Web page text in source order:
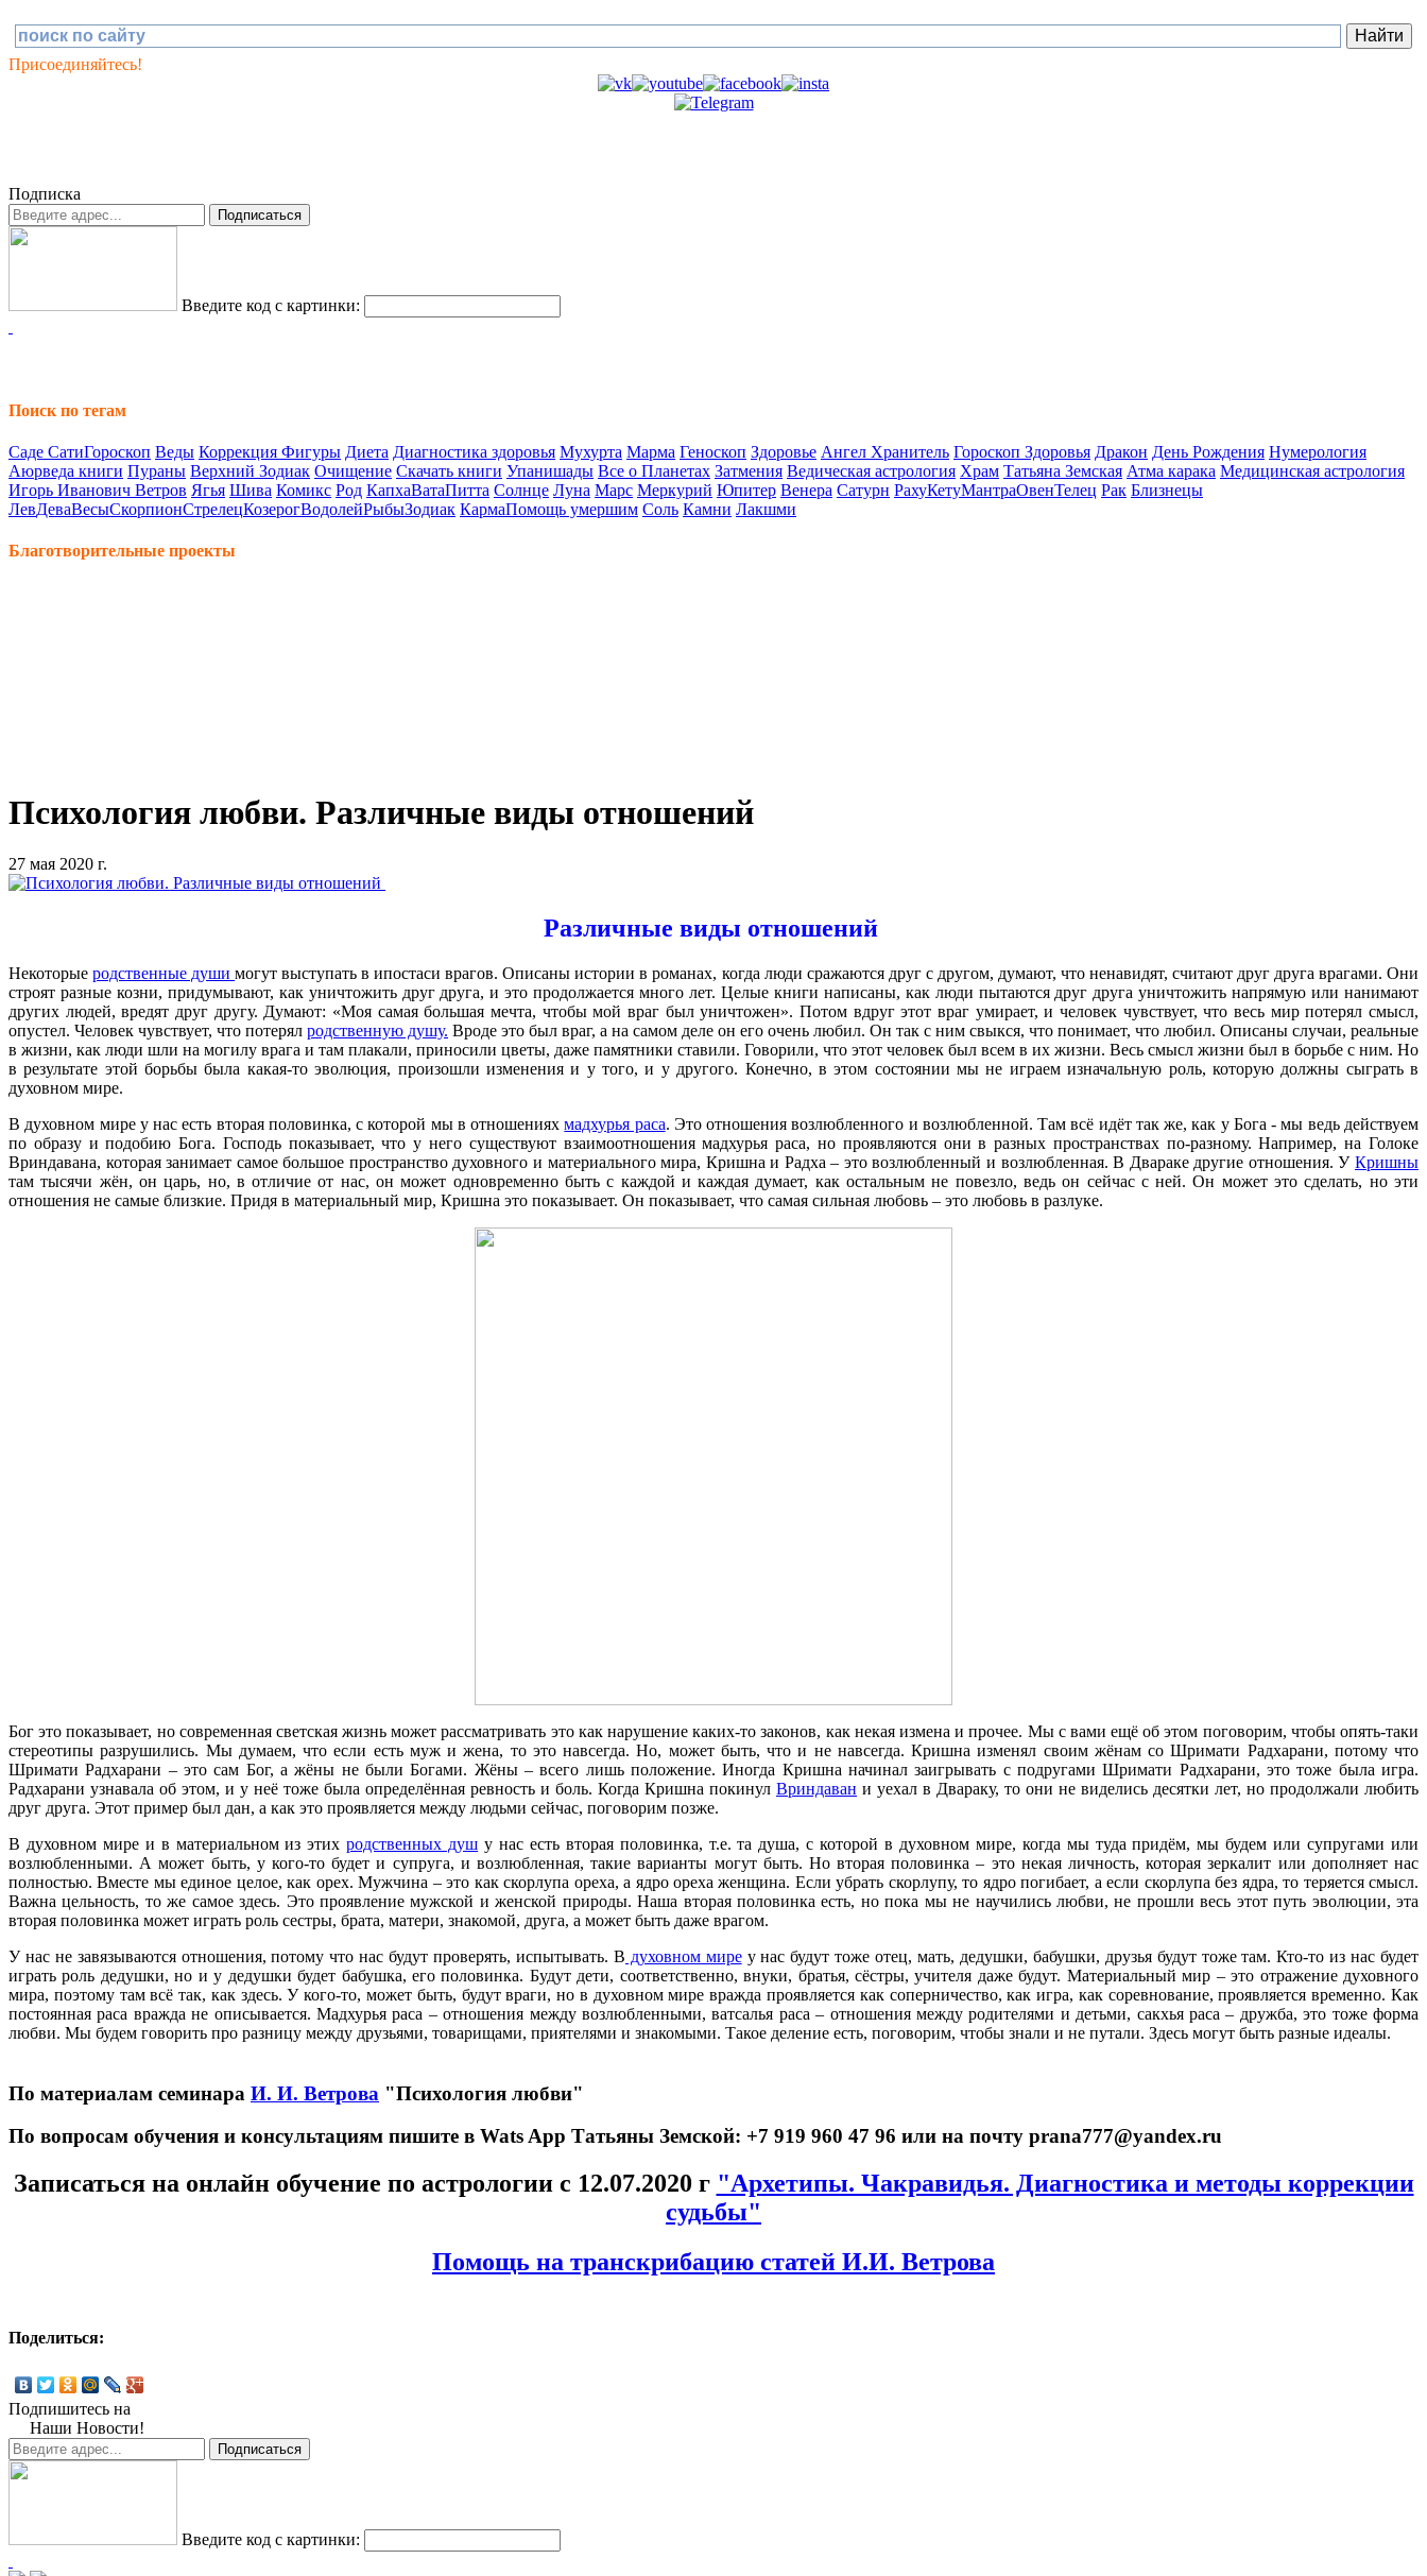
Присоединяйтесь!
Подписка
Введите код с картинки:
Поиск по тегам
Саде СатиГороскоп Веды Коррекция Фигуры Диета Диагностика здоровья Мухурта Марма Геноскоп Здоровье Ангел Хранитель Гороскоп Здоровья Дракон День Рождения Нумерология
Аюрведа книги Пураны Верхний Зодиак Очищение Скачать книги Упанишады Все о Планетах Затмения Ведическая астрология Храм Татьяна Земская Атма карака Медицинская астрология
Игорь Иванович Ветров Ягья Шива Комикс Род КапхаВатаПитта Солнце Луна Марс Меркурий Юпитер Венера Сатурн РахуКетуМантраОвенТелец Рак Близнецы
ЛевДеваВесыСкорпионСтрелецКозерогВодолейРыбыЗодиак КармаПомощь умершим Соль Камни Лакшми
Благотворительные проекты
Психология любви. Различные виды отношений
27 мая 2020 г.
Различные виды отношений
Некоторыеродственные душимогут выступать в ипостаси врагов. Описаны истории в романах, когда люди сражаются друг с другом, думают, что ненавидят, считают друг друга врагами. Они
строят разные козни, придумывают, как уничтожить друг друга, и это продолжается много лет. Целые книги написаны, как люди пытаются друг друга уничтожить напрямую или нанимают
других людей, вредят друг другу. Думают: «Моя самая большая мечта, чтобы мой враг был уничтожен». Потом вдруг этот враг умирает, и человек чувствует, что весь мир потерял смысл,
опустел. Человек чувствует, что потерял родственную душу. Вроде это был враг, а на самом деле он его очень любил. Он так с ним свыкся, что понимает, что любил. Описаны случаи, реальные
в жизни, как люди шли на могилу врага и там плакали, приносили цветы, даже памятники ставили. Говорили, что этот человек был всем в их жизни. Весь смысл жизни был в борьбе с ним. Но
в результате этой борьбы была какая-то эволюция, произошли изменения и у того, и у другого. Конечно, в этом состоянии мы не играем изначальную роль, которую должны сыграть в
духовном мире.
В духовном мире у нас есть вторая половинка, с которой мы в отношенияхмадхурья раса. Это отношения возлюбленного и возлюбленной. Там всё идёт так же, как у Бога - мы ведь действуем
по образу и подобию Бога. Господь показывает, что у него существуют взаимоотношения мадхурья раса, но проявляются они в разных пространствах по-разному. Например, на Голоке
Вриндавана, которая занимает самое большое пространство духовного и материального мира, Кришна и Радха – это возлюбленный и возлюбленная. В Двараке другие отношения. У Кришны
там тысячи жён, он царь, но, в отличие от нас, он может одновременно быть с каждой и каждая думает, как остальным не повезло, ведь он сейчас с ней. Он может это сделать, но эти
отношения не самые близкие. Придя в материальный мир, Кришна это показывает. Он показывает, что самая сильная любовь – это любовь в разлуке.
Бог это показывает, но современная светская жизнь может рассматривать это как нарушение каких-то законов, как некая измена и прочее. Мы с вами ещё об этом поговорим, чтобы опять-таки
стереотипы разрушились. Мы думаем, что если есть муж и жена, то это навсегда. Но, может быть, что и не навсегда. Кришна изменял своим жёнам со Шримати Радхарани, потому что
Шримати Радхарани – это сам Бог, а жёны не были Богами. Жёны – всего лишь положение. Иногда Кришна начинал заигрывать с подругами Шримати Радхарани, это тоже была игра.
Радхарани узнавала об этом, и у неё тоже была определённая ревность и боль. Когда Кришна покинул Вриндаван и уехал в Двараку, то они не виделись десятки лет, но продолжали любить
друг друга. Этот пример был дан, а как это проявляется между людьми сейчас, поговорим позже.
В духовном мире и в материальном из этихродственных душ у нас есть вторая половинка, т.е. та душа, с которой в духовном мире, когда мы туда придём, мы будем или супругами или
возлюбленными. А может быть, у кого-то будет и супруга, и возлюбленная, такие варианты могут быть. Но вторая половинка – это некая личность, которая зеркалит или дополняет нас
полностью. Вместе мы единое целое, как орех. Мужчина – это как скорлупа ореха, а ядро ореха женщина. Если убрать скорлупу, то ядро погибает, а если скорлупа без ядра, то теряется смысл.
Важна цельность, то же самое здесь. Это проявление мужской и женской природы. Наша вторая половинка есть, но пока мы не научились любви, не прошли весь этот путь эволюции, эта
вторая половинка может играть роль сестры, брата, матери, знакомой, друга, а может быть даже врагом.
У нас не завязываются отношения, потому что нас будут проверять, испытывать. В духовном миреу нас будут тоже отец, мать, дедушки, бабушки, друзья будут тоже там. Кто-то из нас будет
играть роль дедушки, но и у дедушки будет бабушка, его половинка. Будут дети, соответственно, внуки, братья, сёстры, учителя даже будут. Материальный мир – это отражение духовного
мира, поэтому там всё так, как здесь. У кого-то, может быть, будут враги, но в духовном мире вражда проявляется как соперничество, как игра, как соревнование, проявляется временно. Как
постоянная раса вражда не описывается. Мадхурья раса – отношения между возлюбленными, ватсалья раса – отношения между родителями и детьми, сакхья раса – дружба, это тоже форма
любви. Мы будем говорить про разницу между друзьями, товарищами, приятелями и знакомыми. Такое деление есть, поговорим, чтобы знали и не путали. Здесь могут быть разные идеалы.
По материалам семинара И. И. Ветрова "Психология любви"
По вопросам обучения и консультациям пишите в Wats App Татьяны Земской: +7 919 960 47 96 или на почту prana777@yandex.ru
Записаться на онлайн обучение по астрологии с 12.07.2020 г "Архетипы. Чакравидья. Диагностика и методы коррекции
судьбы"
Помощь на транскрибацию статей И.И. Ветрова
Поделиться:
Подпишитесь на
Наши Новости!
Введите код с картинки: